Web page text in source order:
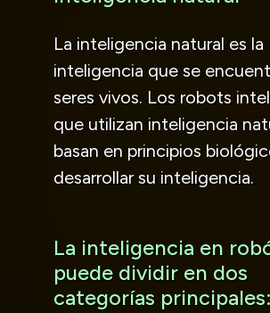
La inteligencia natural es la
inteligencia que se
seres vivos. Los robots
que utilizan inteligencia
basan en principios
desarrollar su inteligencia.
La inteligencia en
puede dividir en dos
categorías principales: